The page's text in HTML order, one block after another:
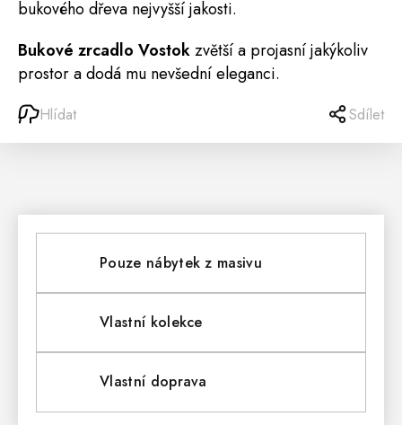
bukového dřeva nejvyšší jakosti.
Bukové zrcadlo Vostokzvětší a projasní jakýkoliv
prostor a dodá mu nevšední eleganci.
Hlídat Sdílet
Pouze nábytek z masivu
Vlastní kolekce
Vlastní doprava